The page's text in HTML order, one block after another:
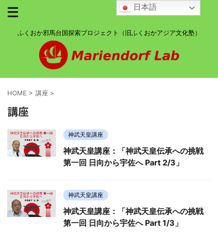
ふくおか邪馬台国探索プロジェクト（旧ふくおかアジア文化塾）
HOME > 講座 >
講座
神武天皇講座
神武天皇講座：「神武天皇伝承への挑戦
第一回 日向から宇佐へ Part 2/3」
神武天皇講座
神武天皇講座：「神武天皇伝承への挑戦
第一回 日向から宇佐へ Part 1/3」
日本語